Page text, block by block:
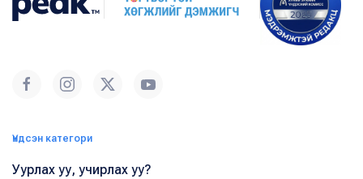
Үндсэн категори
Уурлах уу, учирлах уу?